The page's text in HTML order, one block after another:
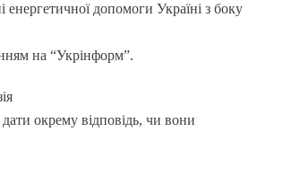
енергетичної допомоги Україні з боку
на “Укрінформ”.
окрему відповідь, чи вони